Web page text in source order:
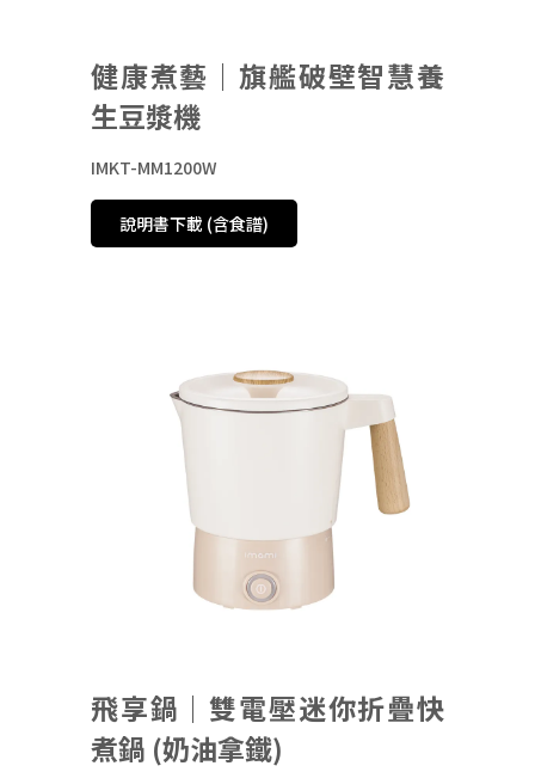
健康煮藝｜旗艦破壁智慧養
生豆漿機
IMKT-MM1200W
說明書下載 (含食譜)
飛享鍋｜雙電壓迷你折疊快
煮鍋 (奶油拿鐵)